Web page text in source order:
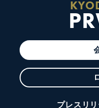
プレスリ